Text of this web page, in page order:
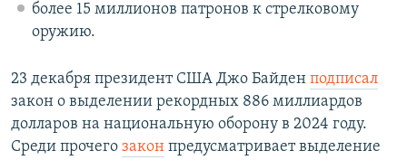
более 15 миллионов патронов к стрелковому
оружию.
23 декабря президент США Джо Байден подписал
закон о выделении рекордных 886 миллиардов
долларов на национальную оборону в 2024 году.
Среди прочего закон предусматривает выделение